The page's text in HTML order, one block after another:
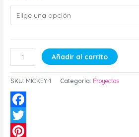
Añadir al carrito
SKU: MICKEY-1 Categoría: Proyectos
Facebook
Twitter